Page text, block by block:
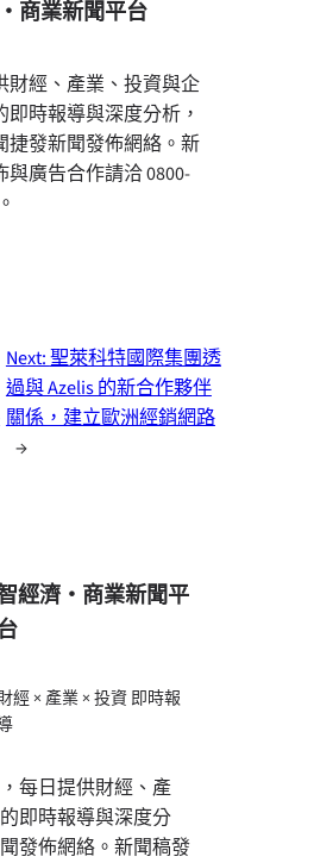
商業新聞平台
財經、產業、投資與企
即時報導與深度分析，
捷發新聞發佈網絡。新
與廣告合作請洽 0800-
Next:聖萊科特國際集團透
過與 Azelis 的新合作夥伴
關係，建立歐洲經銷網路
→
經濟・商業新聞平
經 × 產業 × 投資 即時報
每日提供財經、產
即時報導與深度分
發佈網絡。新聞稿發